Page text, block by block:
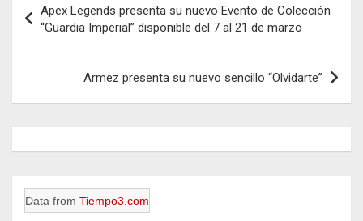
de
entradas
Apex Legends presenta su nuevo Evento de Colección
“Guardia Imperial” disponible del 7 al 21 de marzo
Armez presenta su nuevo sencillo “Olvidarte”
Data from Tiempo3.com